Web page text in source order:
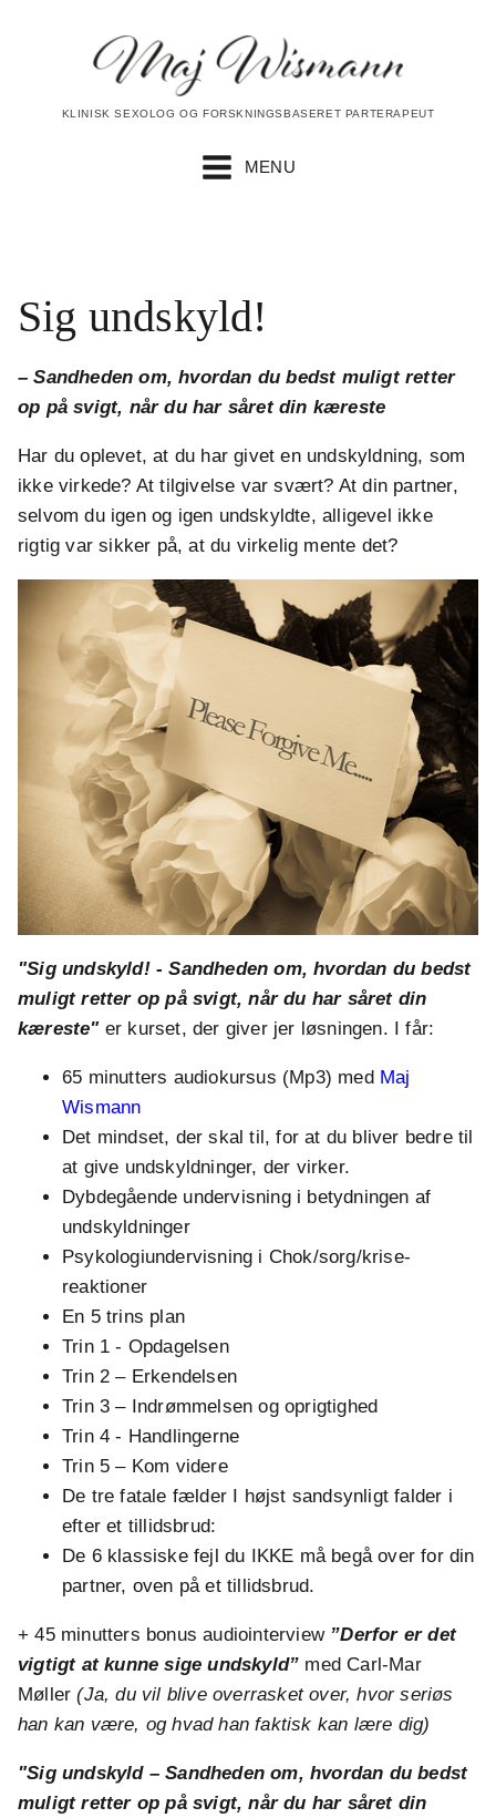
KLINISK SEXOLOG OG FORSKNINGSBASERET PARTERAPEUT
MENU
Sig undskyld!
– Sandheden om, hvordan du bedst muligt retter
op på svigt, når du har såret din kæreste
Har du oplevet, at du har givet en undskyldning, som
ikke virkede? At tilgivelse var svært? At din partner,
selvom du igen og igen undskyldte, alligevel ikke
rigtig var sikker på, at du virkelig mente det?
"Sig undskyld! - Sandheden om, hvordan du bedst
muligt retter op på svigt, når du har såret din
kæreste"er kurset, der giver jer løsningen. I får:
65 minutters audiokursus (Mp3) med Maj
Wismann
Det mindset, der skal til, for at du bliver bedre til
at give undskyldninger, der virker.
Dybdegående undervisning i betydningen af
undskyldninger
Psykologiundervisning i Chok/sorg/krise-
reaktioner
En 5 trins plan
Trin 1 - Opdagelsen
Trin 2 – Erkendelsen
Trin 3 – Indrømmelsen og oprigtighed
Trin 4 - Handlingerne
Trin 5 – Kom videre
De tre fatale fælder I højst sandsynligt falder i
efter et tillidsbrud:
De 6 klassiske fejl du IKKE må begå over for din
partner, oven på et tillidsbrud.
+ 45 minutters bonus audiointerview”Derfor er det
vigtigt at kunne sige undskyld” med Carl-Mar
Møller(Ja, du vil blive overrasket over, hvor seriøs
han kan være, og hvad han faktisk kan lære dig)
"Sig undskyld – Sandheden om, hvordan du bedst
muligt retter op på svigt, når du har såret din